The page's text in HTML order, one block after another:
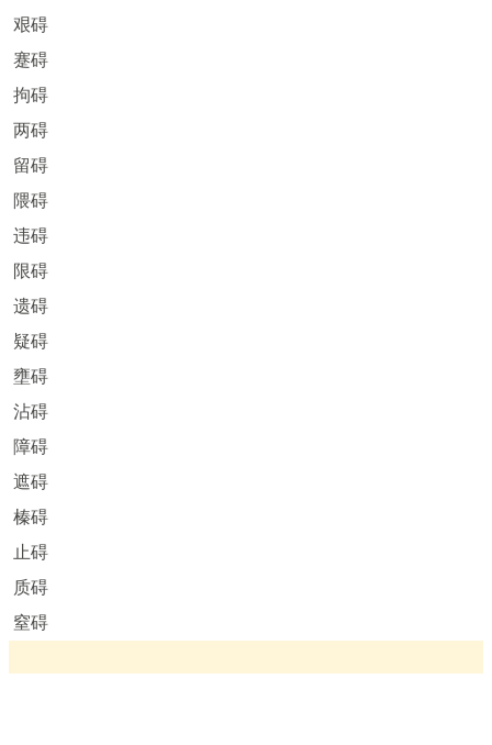
艰碍
蹇碍
拘碍
两碍
留碍
隈碍
违碍
限碍
遗碍
疑碍
壅碍
沾碍
障碍
遮碍
榛碍
止碍
质碍
窒碍